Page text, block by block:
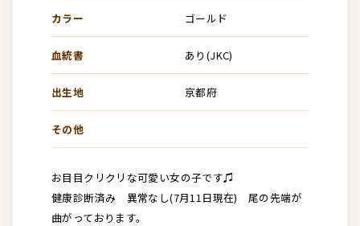
カラー ゴールド
血統書 あり(JKC)
出生地 京都府
その他
お目目クリクリな可愛い女の子です♫
健康診断済み 異常なし(7月11日現在) 尾の先端が
曲がっております。